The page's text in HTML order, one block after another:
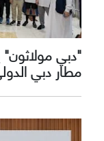
"دبي مولاثون"
مطار دبي